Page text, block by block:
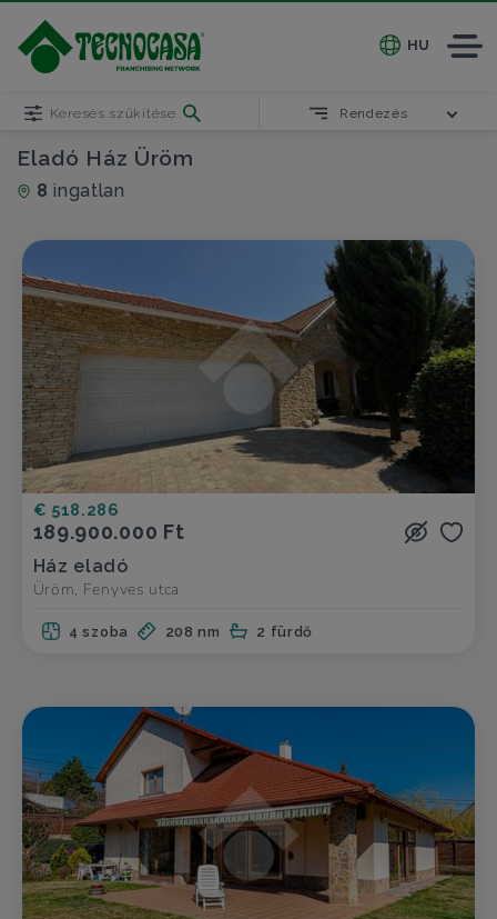
HU
Eladó Ház Üröm
8 ingatlan
Keresés szűkítése Rendezés
€ 518.286
189.900.000 Ft
Ház eladó
Üröm, Fenyves utca
4 szoba 208 nm 2 fürdő